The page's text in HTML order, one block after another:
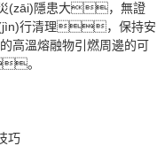
(zāi)隱患大，無證
(jìn)行清理，保持安
溫熔融物引燃周邊的可
。
巧